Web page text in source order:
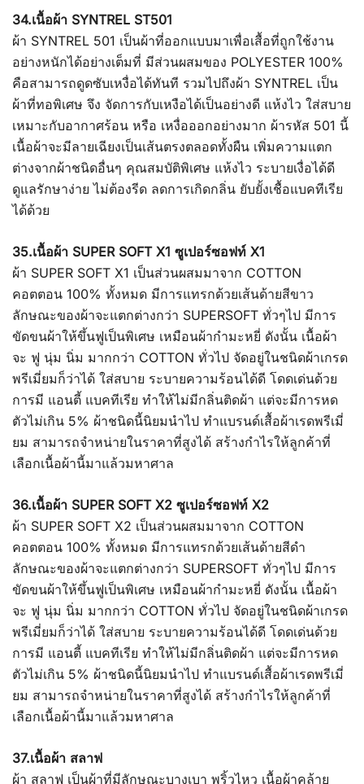
34.เนื้อผ้า SYNTREL ST501
ผ้า SYNTREL 501 เป็นผ้าที่ออกแบบมาเพื่อเสื้อที่ถูกใช้งาน
อย่างหนักได้อย่างเต็มที่ มีส่วนผสมของ POLYESTER 100%
คือสามารถดูดซับเหงื่อได้ทันที รวมไปถึงผ้า SYNTREL เป็น
ผ้าที่ทอพิเศษ จึง จัดการกับเหงือได้เป็นอย่างดี แห้งไว ใส่สบาย
เหมาะกับอากาศร้อน หรือ เหงื่อออกอย่างมาก ผ้ารหัส 501 นี้
เนื้อผ้าจะมีลายเฉียงเป็นเส้นตรงตลอดทั้งผืน เพิ่มความแตก
ต่างจากผ้าชนิดอื่นๆ คุณสมบัติพิเศษ แห้งไว ระบายเงื่อได้ดี
ดูแลรักษาง่าย ไม่ต้องรีด ลดการเกิดกลิ่น ยับยั้งเชื้อแบคทีเรีย
ได้ด้วย
35.เนื้อผ้า SUPER SOFT X1 ซูเปอร์ซอฟท์ X1
ผ้า SUPER SOFT X1 เป็นส่วนผสมมาจาก COTTON
คอตตอน 100% ทั้งหมด มีการแทรกด้วยเส้นด้ายสีขาว
ลักษณะของผ้าจะแตกต่างกว่า SUPERSOFT ทั่วๆไป มีการ
ขัดขนผ้าให้ขึ้นฟูเป็นพิเศษ เหมือนผ้ากำมะหยี่ ดังนั้น เนื้อผ้า
จะ ฟู นุ่ม นิ่ม มากกว่า COTTON ทั่วไป จัดอยู่ในชนิดผ้าเกรด
พรีเมี่ยมก็ว่าได้ ใส่สบาย ระบายความร้อนได้ดี โดดเด่นด้วย
การมี แอนตี้ แบคทีเรีย ทำให้ไม่มีกลิ่นติดผ้า แต่จะมีการหด
ตัวไม่เกิน 5% ผ้าชนิดนี้นิยมนำไป ทำแบรนด์เสื้อผ้าเรดพรีเมี่
ยม สามารถจำหน่ายในราคาที่สูงได้ สร้างกำไรให้ลูกค้าที่
เลือกเนื้อผ้านี้มาแล้วมหาศาล
36.เนื้อผ้า SUPER SOFT X2 ซูเปอร์ซอฟท์ X2
ผ้า SUPER SOFT X2 เป็นส่วนผสมมาจาก COTTON
คอตตอน 100% ทั้งหมด มีการแทรกด้วยเส้นด้ายสีดำ
ลักษณะของผ้าจะแตกต่างกว่า SUPERSOFT ทั่วๆไป มีการ
ขัดขนผ้าให้ขึ้นฟูเป็นพิเศษ เหมือนผ้ากำมะหยี่ ดังนั้น เนื้อผ้า
จะ ฟู นุ่ม นิ่ม มากกว่า COTTON ทั่วไป จัดอยู่ในชนิดผ้าเกรด
พรีเมี่ยมก็ว่าได้ ใส่สบาย ระบายความร้อนได้ดี โดดเด่นด้วย
การมี แอนตี้ แบคทีเรีย ทำให้ไม่มีกลิ่นติดผ้า แต่จะมีการหด
ตัวไม่เกิน 5% ผ้าชนิดนี้นิยมนำไป ทำแบรนด์เสื้อผ้าเรดพรีเมี่
ยม สามารถจำหน่ายในราคาที่สูงได้ สร้างกำไรให้ลูกค้าที่
เลือกเนื้อผ้านี้มาแล้วมหาศาล
37.เนื้อผ้า สลาฟ
ผ้า สลาฟ เป็นผ้าที่มีลักษณะบางเบา พริ้วไหว เนื้อผ้าคล้าย